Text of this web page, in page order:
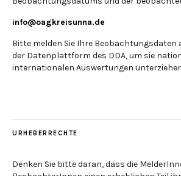
info@oagkreisunna.de
Bitte melden Sie Ihre Beobachtungsdaten
der Datenplattform des DDA, um sie
internationalen Auswertungen
URHEBERRECHTE
Denken Sie bitte daran, dass die